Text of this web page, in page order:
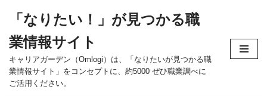
ン
テ
ン
ツ
「なりたい！」が見つかる職
業情報サイト
キャリアガーデン（Omlogi）は、「なりたいが見つかる職
業情報サイト」をコンセプトに、約5000 ぜひ職業調べに
ご活用ください。